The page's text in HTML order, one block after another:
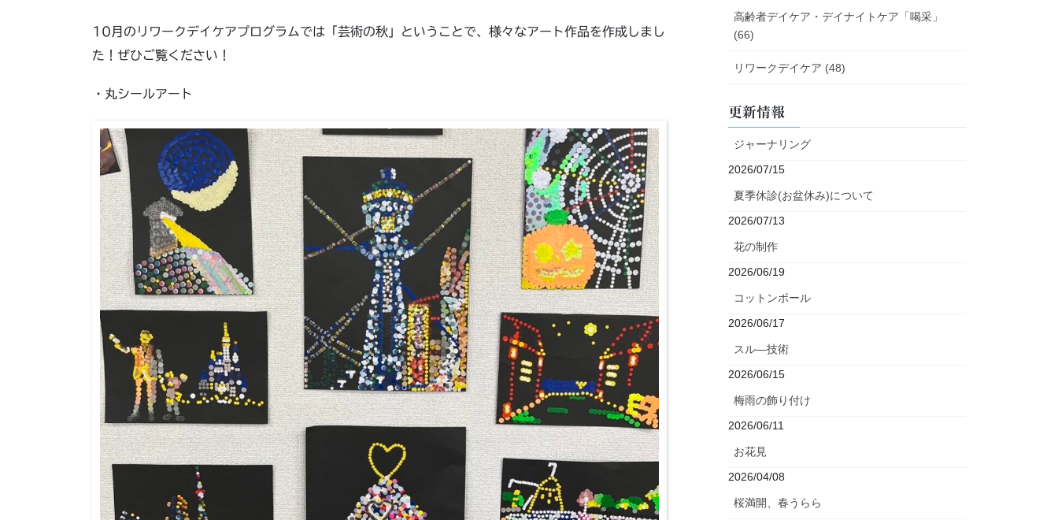
10月のリワークデイケアプログラムでは「芸術の秋」ということで、様々なアート作品を作成しまし
た！ぜひご覧ください！
・丸シールアート
高齢者デイケア・デイナイトケア「喝采」
(66)
リワークデイケア (48)
更新情報
ジャーナリング
2026/07/15
夏季休診(お盆休み)について
2026/07/13
花の制作
2026/06/19
コットンボール
2026/06/17
スル―技術
2026/06/15
梅雨の飾り付け
2026/06/11
お花見
2026/04/08
桜満開、春うらら